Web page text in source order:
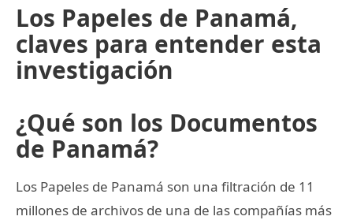
Los Papeles de Panamá,
claves para entender esta
investigación
¿Qué son los Documentos
de Panamá?
Los Papeles de Panamá son una filtración de 11
millones de archivos de una de las compañías más